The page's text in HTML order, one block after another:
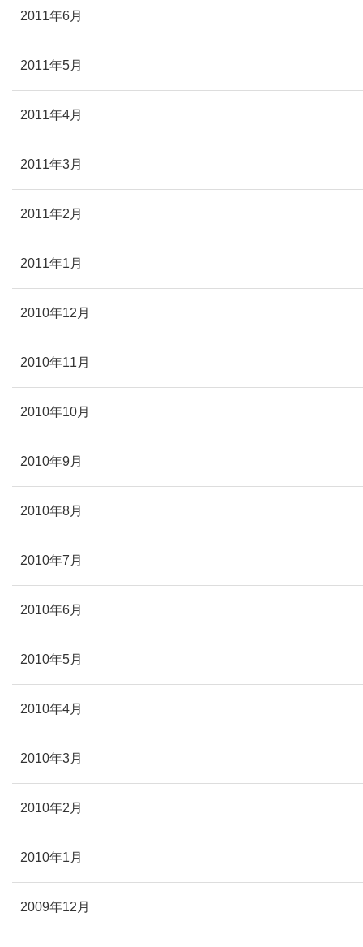
2011年6月
2011年5月
2011年4月
2011年3月
2011年2月
2011年1月
2010年12月
2010年11月
2010年10月
2010年9月
2010年8月
2010年7月
2010年6月
2010年5月
2010年4月
2010年3月
2010年2月
2010年1月
2009年12月